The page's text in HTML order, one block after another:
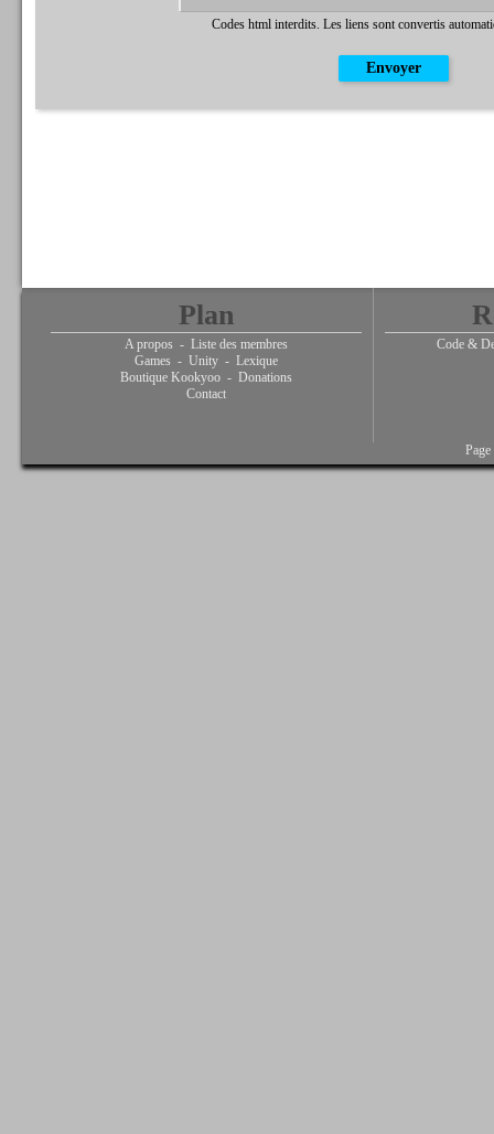
Codes html interdits. Les liens sont convertis
Plan
A propos - Liste des membres
Games - Unity - Lexique
Boutique Kookyoo - Donations
Contact
Code &